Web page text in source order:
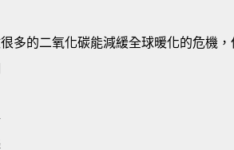
多的二氧化碳能減緩全球暖化的危機